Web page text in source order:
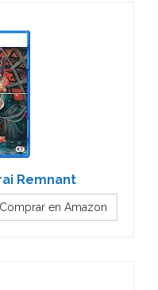
Remnant
Comprar en Amazon